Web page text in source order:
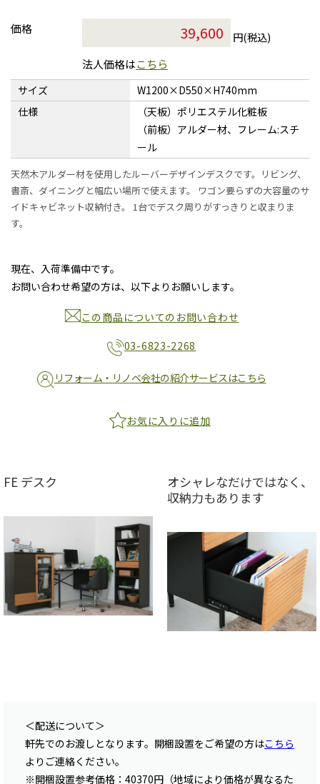
価格
円(税込)
法人価格はこちら
サイズ
W1200×D550×H740mm
仕様
（天板）ポリエステル化粧板
（前板）アルダー材、フレーム:スチ
ール
天然木アルダー材を使用したルーバーデザインデスクです。リビング、
書斎、ダイニングと幅広い場所で使えます。 ワゴン要らずの大容量のサ
イドキャビネット収納付き。 1台でデスク周りがすっきりと収まりま
す。
現在、入荷準備中です。
お問い合わせ希望の方は、以下よりお願いします。
この商品についてのお問い合わせ
03-6823-2268
リフォーム・リノベ会社の紹介サービスはこちら
お気に入りに追加
FE デスク
オシャレなだけではなく、
収納力もあります
＜配送について＞
軒先でのお渡しとなります。開梱設置をご希望の方はこちら
よりご連絡ください。
※開梱設置参考価格：40370円（地域により価格が異なるた